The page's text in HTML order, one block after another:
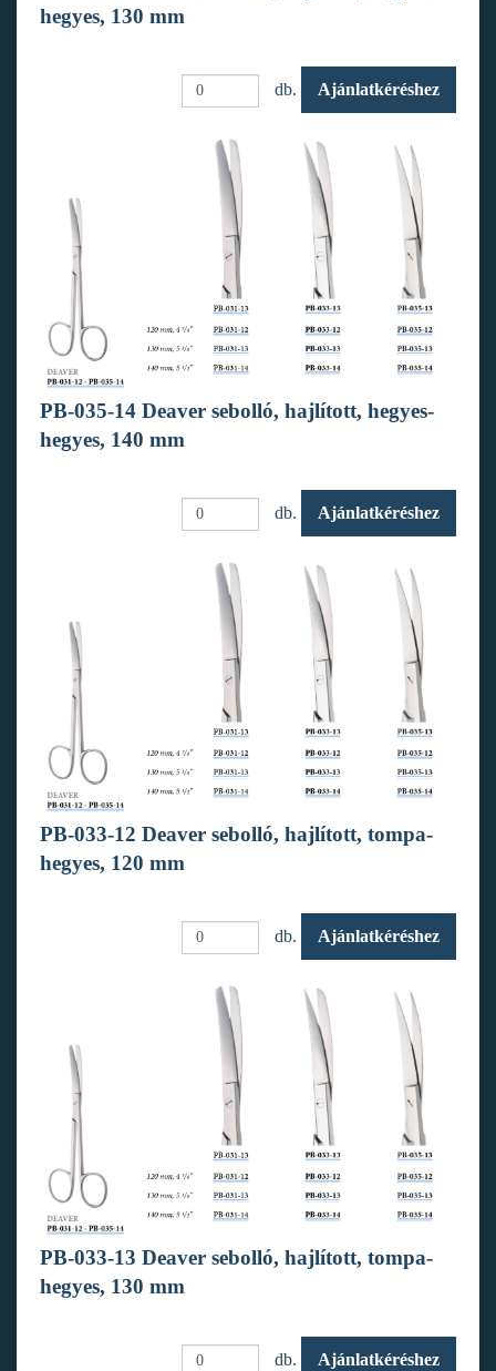
hegyes, 130 mm
db. Ajánlatkéréshez
PB-035-14 Deaver sebolló, hajlított, hegyes-
hegyes, 140 mm
db. Ajánlatkéréshez
PB-033-12 Deaver sebolló, hajlított, tompa-
hegyes, 120 mm
db. Ajánlatkéréshez
PB-033-13 Deaver sebolló, hajlított, tompa-
hegyes, 130 mm
db. Ajánlatkéréshez